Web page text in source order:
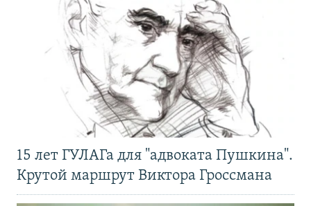
15 лет ГУЛАГа для "адвоката Пушкина".
Крутой маршрут Виктора Гроссмана